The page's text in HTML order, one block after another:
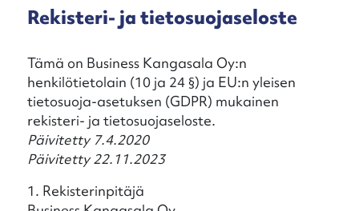
Rekisteri- ja tietosuojaseloste
Tämä on Business Kangasala Oy:n
henkilötietolain (10 ja 24 §) ja EU:n yleisen
tietosuoja-asetuksen (GDPR) mukainen
rekisteri- ja tietosuojaseloste.
Päivitetty 7.4.2020
Päivitetty 22.11.2023
1. Rekisterinpitäjä